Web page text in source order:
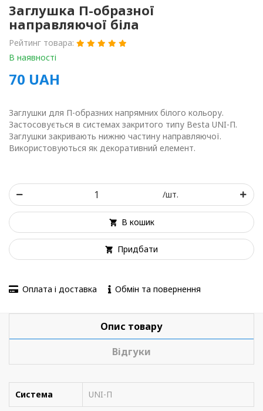
Заглушка П-образної
направляючої біла
Рейтинг товара:
В наявності
70 UAH
Заглушки для П-образних напрямних білого кольору.
Застосовується в системах закритого типу Besta UNI-П.
Заглушки закривають нижню частину направляючої.
Використовуються як декоративний елемент.
/шт.
В кошик
Придбати
Оплата і доставка Обмін та повернення
Опис товару
Відгуки
Система UNI-П